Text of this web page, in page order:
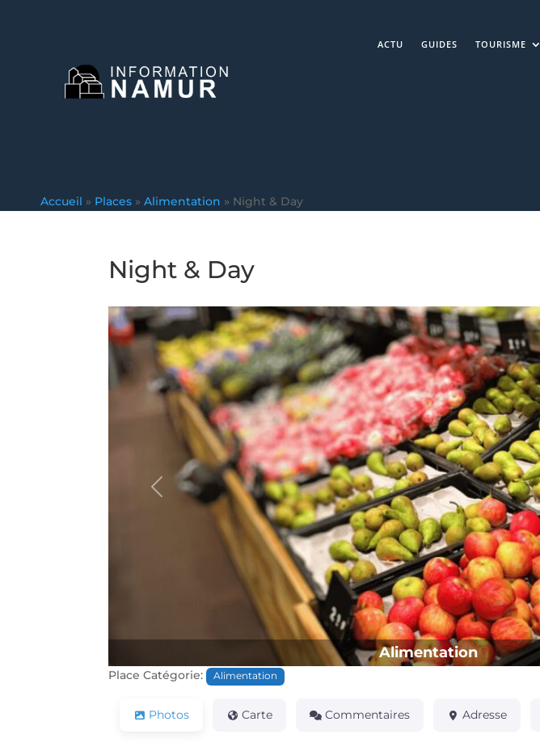
ACTU GUIDES TOURISME
Accueil » Places » Alimentation » Night & Day
Night & Day
Alimentation
Précédente
Place Catégorie: Alimentation
Photos Carte Commentaires Adresse